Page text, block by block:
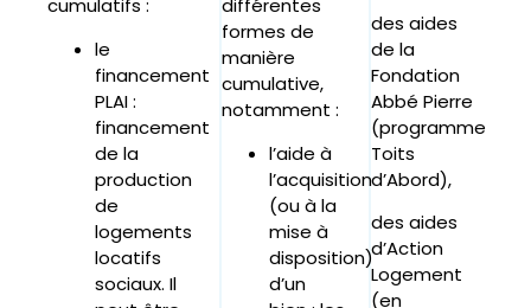
cumulatifs :
le
financement
PLAI :
financement
de la
production
de
logements
locatifs
sociaux. Il
différentes
formes de
manière
cumulative,
notamment :
l’aide à
l’acquisition
(ou à la
mise à
disposition)
d’un
des aides
de la
Fondation
Abbé Pierre
(programme
Toits
d’Abord),
des aides
d’Action
Logement
(en